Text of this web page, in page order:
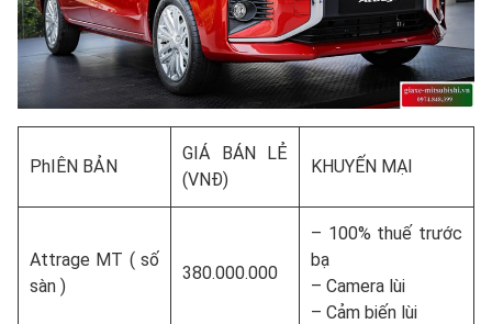
PhIÊN BẢN
GIÁ BÁN LẺ
(VNĐ)
KHUYẾN MẠI
Attrage MT ( số
sàn )
380.000.000
– 100% thuế trước
bạ
– Camera lùi
– Cảm biến lùi